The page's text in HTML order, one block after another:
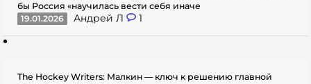
бы Россия «научилась вести себя иначе
19.01.2026
Андрей Л 1
The Hockey Writers: Малкин — ключ к решению главной